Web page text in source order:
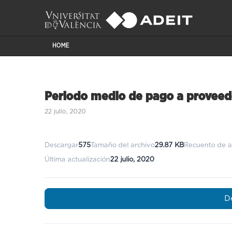
HOME
Periodo medio de pago a
22 julio, 2020
Descargar575 Tamaño del archivo29.87 KBRecuento de
Última actualización22 julio, 2020